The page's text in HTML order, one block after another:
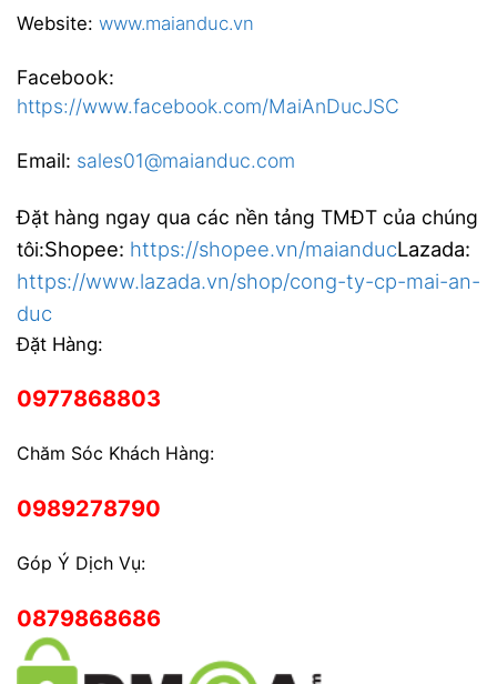
Website: www.maianduc.vn
Facebook:
https://www.facebook.com/MaiAnDucJSC
Email: sales01@maianduc.com
Đặt hàng ngay qua các nền tảng TMĐT của chúng
tôi:Shopee: https://shopee.vn/maianducLazada:
https://www.lazada.vn/shop/cong-ty-cp-mai-an-
duc
Đặt Hàng:
0977868803
Chăm Sóc Khách Hàng:
0989278790
Góp Ý Dịch Vụ:
0879868686